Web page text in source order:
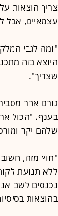
צריך הוצאות
עצמאיים, אבל לסופרים
"ומה לגבי
היוצא בזה
שצריך".
גורם אחר
בענף. "הכול
שלהם יקר
"חוץ מזה, חשוב
ללא תנועת
נכנסים לשם
בהוצאות